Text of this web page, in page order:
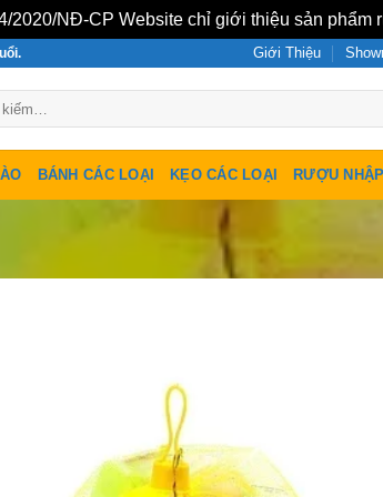
2020/NĐ-CP Website chỉ giới thiệu sản phẩm
Giới Thiệu
BÁNH CÁC LOẠI KẸO CÁC LOẠI RƯỢU